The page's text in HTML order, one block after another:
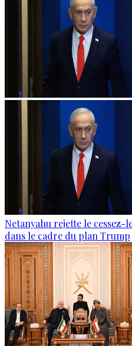
Netanyahu rejette le
dans le cadre du plan Trump